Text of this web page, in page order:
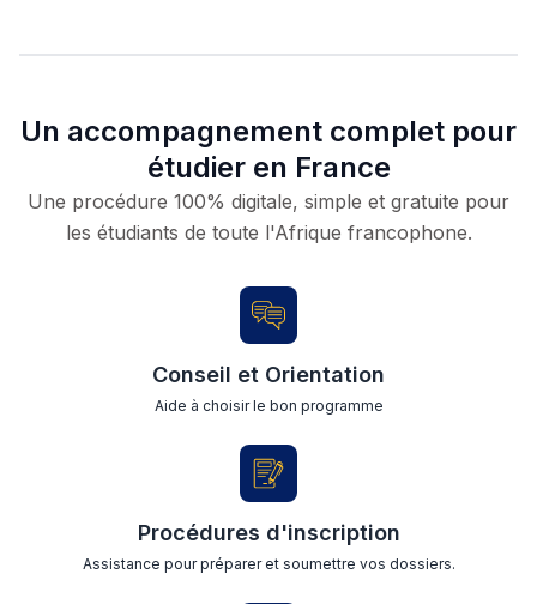
Un accompagnement complet pour
étudier en France
Une procédure 100% digitale, simple et gratuite pour
les étudiants de toute l'Afrique francophone.
Conseil et Orientation
Aide à choisir le bon programme
Procédures d'inscription
Assistance pour préparer et soumettre vos dossiers.